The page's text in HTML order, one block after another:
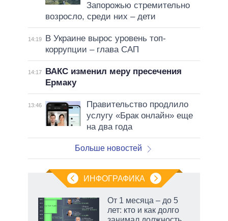
Запорожью стремительно
возросло, среди них – дети
14:19
В Украине вырос уровень топ-
коррупции – глава САП
14:17
ВАКС изменил меру пресечения
Ермаку
13:46
Правительство продлило
услугу «Брак онлайн» еще
на два года
Больше новостей
ИНФОГРАФИКА
От 1 месяца – до 5
лет: кто и как долго